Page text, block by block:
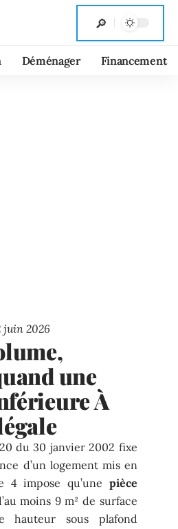
Déménager Financement
juin 2026
une
À
du 30 janvier 2002 fixe
d’un logement mis en
4 impose qu’une pièce
moins 9 m² de surface
hauteur sous plafond